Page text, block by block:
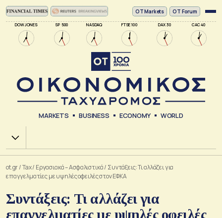
DOW JONES SP 500 NASDAQ FTSE 100 DAX 30 CAC 40
ΟΤ Markets OT Forum
MARKETS BUSINESS ECONOMY WORLD
Χ.Α.
ot.gr/Tax/ Εργασιακά – Ασφαλιστικά/ Συντάξεις: Τι αλλάζει για
επαγγελματίες με υψηλές οφειλές στον ΕΦΚΑ
Συντάξεις: Τι αλλάζει για
επαγγελματίες με υψηλές οφειλές